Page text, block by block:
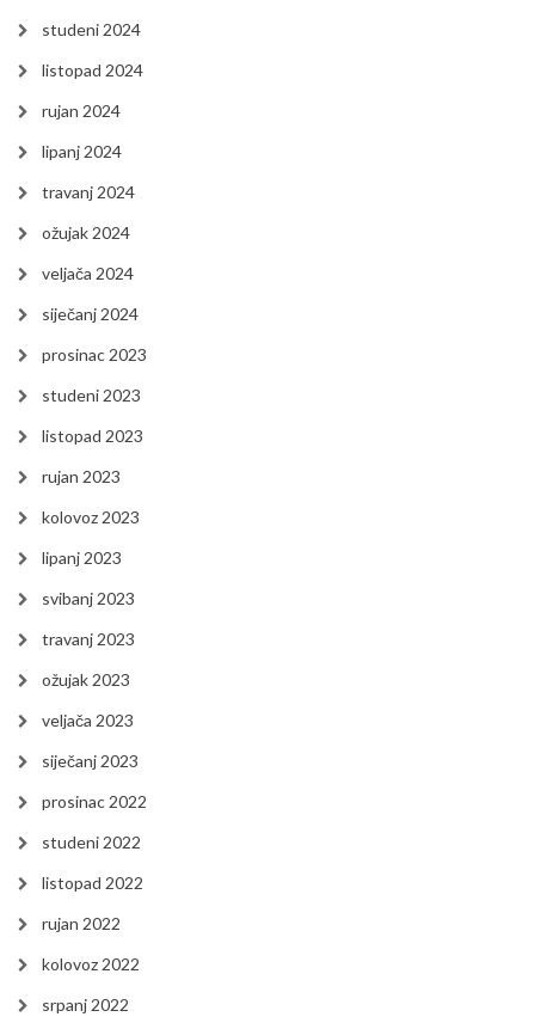
studeni 2024
listopad 2024
rujan 2024
lipanj 2024
travanj 2024
ožujak 2024
veljača 2024
siječanj 2024
prosinac 2023
studeni 2023
listopad 2023
rujan 2023
kolovoz 2023
lipanj 2023
svibanj 2023
travanj 2023
ožujak 2023
veljača 2023
siječanj 2023
prosinac 2022
studeni 2022
listopad 2022
rujan 2022
kolovoz 2022
srpanj 2022